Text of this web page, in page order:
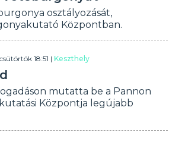
osztályozását,
Központban.
18:51 |Keszthely
mutatta be a Pannon
Központja legújabb